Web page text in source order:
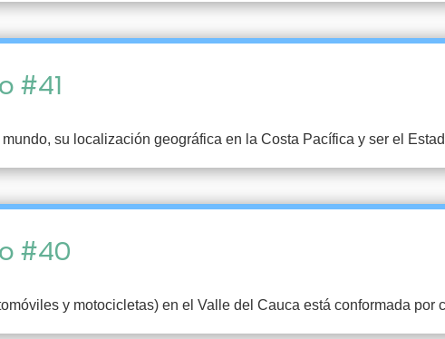
#41
su localización geográfica en la Costa Pacífica y ser el
#40
y motocicletas) en el Valle del Cauca está conformada por